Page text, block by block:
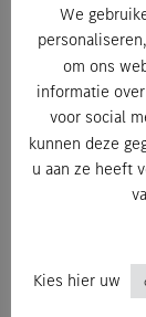
3zit –
We
om ons
informatie
voor social
kunnen deze
u aan ze heeft
Kies hier uw